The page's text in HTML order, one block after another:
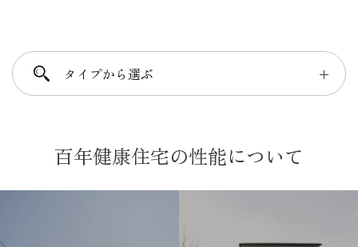
タイプから選ぶ ＋
木の家 レンガの家 オーガニックハウス
百年健康住宅の性能について